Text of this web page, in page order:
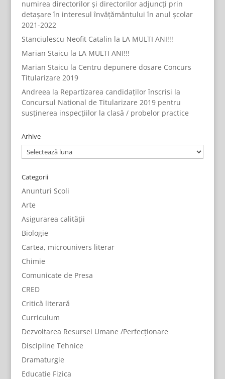
numirea directorilor și directorilor adjuncți prin
detașare în interesul învățământului în anul școlar
2021-2022
Stanciulescu Neofit Catalin la LA MULTI ANI!!!
Marian Staicu la LA MULTI ANI!!!
Marian Staicu la Centru depunere dosare Concurs
Titularizare 2019
Andreea la Repartizarea candidaților înscrisi la
Concursul National de Titularizare 2019 pentru
susținerea inspecțiilor la clasă / probelor practice
Arhive
Arhive
Categorii
Anunturi Scoli
Arte
Asigurarea calității
Biologie
Cartea, microunivers literar
Chimie
Comunicate de Presa
CRED
Critică literară
Curriculum
Dezvoltarea Resursei Umane /Perfecționare
Discipline Tehnice
Dramaturgie
Educatie Fizica